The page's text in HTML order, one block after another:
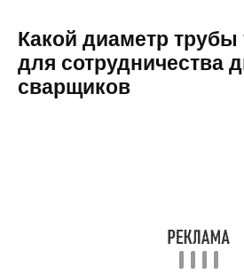
Какой диаметр трубы
для сотрудничества
сварщиков